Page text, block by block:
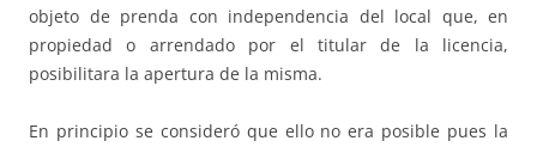
objeto de prenda con independencia del local que, en
propiedad o arrendado por el titular de la licencia,
posibilitara la apertura de la misma.
En principio se consideró que ello no era posible pues la